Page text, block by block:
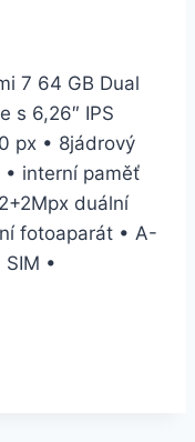
7 64 GB Dual
s 6,26″ IPS
px • 8jádrový
• interní paměť
duální
fotoaparát • A-
•